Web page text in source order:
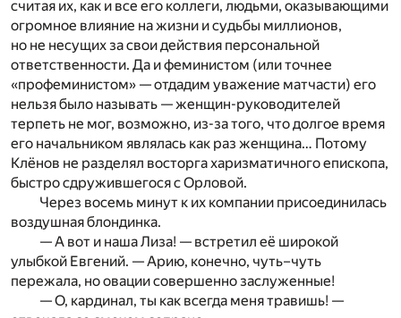
считая их, как и все его коллеги, людьми, оказывающими
огромное влияние на жизни и судьбы миллионов,
но не несущих за свои действия персональной
ответственности. Да и феминистом (или точнее
«профеминистом» — отдадим уважение матчасти) его
нельзя было называть — женщин-руководителей
терпеть не мог, возможно, из-за того, что долгое время
его начальником являлась как раз женщина… Потому
Клёнов не разделял восторга харизматичного епископа,
быстро сдружившегося с Орловой.
Через восемь минут к их компании присоединилась
воздушная блондинка.
— А вот и наша Лиза! — встретил её широкой
улыбкой Евгений. — Арию, конечно, чуть–чуть
пережала, но овации совершенно заслуженные!
— О, кардинал, ты как всегда меня травишь! —